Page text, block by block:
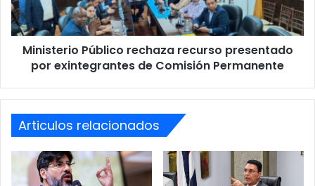
exintegrantes
de
Comisión
Permanente
Ministerio Público rechaza recurso presentado
por exintegrantes de Comisión Permanente
Articulos relacionados